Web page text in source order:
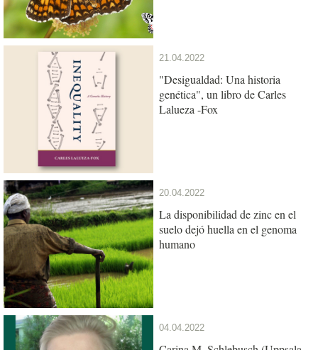
21.04.2022
"Desigualdad: Una historia
genética", un libro de Carles
Lalueza -Fox
20.04.2022
La disponibilidad de zinc en el
suelo dejó huella en el genoma
humano
04.04.2022